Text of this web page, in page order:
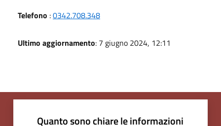
Telefono :0342.708.348
Ultimo aggiornamento: 7 giugno 2024, 12:11
Quanto sono chiare le informazioni